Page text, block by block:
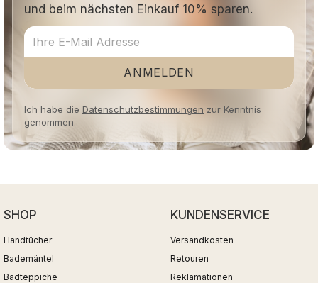
und beim nächsten Einkauf 10% sparen.
ANMELDEN
Ich habe die Datenschutzbestimmungen zur Kenntnis
genommen.
SHOP
Handtücher
Bademäntel
Badteppiche
KUNDENSERVICE
Versandkosten
Retouren
Reklamationen